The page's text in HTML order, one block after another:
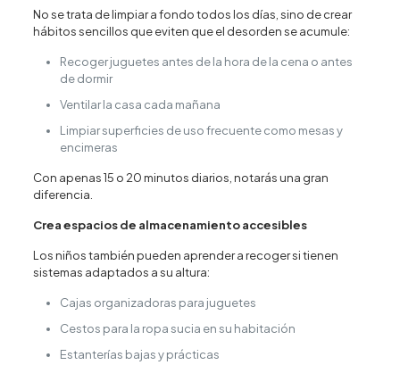
No se trata de limpiar a fondo todos los días, sino de crear
hábitos sencillos que eviten que el desorden se acumule:
Recoger juguetes antes de la hora de la cena o antes
de dormir
Ventilar la casa cada mañana
Limpiar superficies de uso frecuente como mesas y
encimeras
Con apenas 15 o 20 minutos diarios, notarás una gran
diferencia.
Crea espacios de almacenamiento accesibles
Los niños también pueden aprender a recoger si tienen
sistemas adaptados a su altura:
Cajas organizadoras para juguetes
Cestos para la ropa sucia en su habitación
Estanterías bajas y prácticas